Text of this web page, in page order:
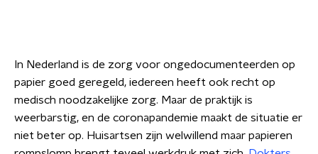
In Nederland is de zorg voor ongedocumenteerden op
papier goed geregeld, iedereen heeft ook recht op
medisch noodzakelijke zorg. Maar de praktijk is
weerbarstig, en de coronapandemie maakt de situatie er
niet beter op. Huisartsen zijn welwillend maar papieren